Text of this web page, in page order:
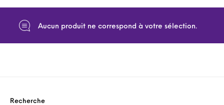
Aucun produit ne correspond à votre sélection.
Recherche